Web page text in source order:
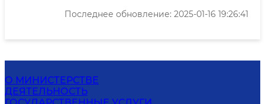
Последнее обновление: 2025-01-16 19:26:41
О МИНИСТЕРСТВЕ
ДЕЯТЕЛЬНОСТЬ